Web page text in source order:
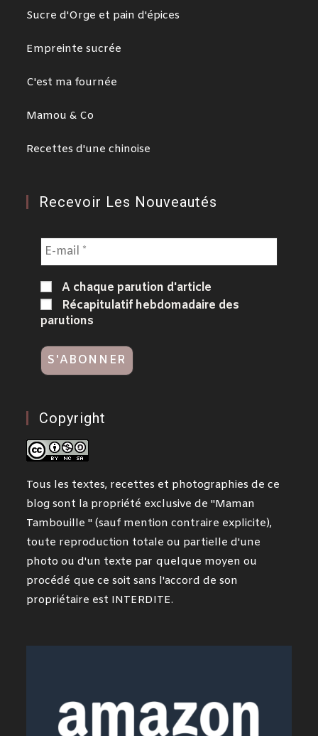
Sucre d'Orge et pain d'épices
Empreinte sucrée
C'est ma fournée
Mamou & Co
Recettes d'une chinoise
Recevoir Les Nouveautés
A chaque parution d'article
Récapitulatif hebdomadaire des
parutions
Copyright
Tous les textes, recettes et photographies de ce
blog sont la propriété exclusive de "Maman
Tambouille " (sauf mention contraire explicite),
toute reproduction totale ou partielle d'une
photo ou d'un texte par quelque moyen ou
procédé que ce soit sans l'accord de son
propriétaire est INTERDITE.